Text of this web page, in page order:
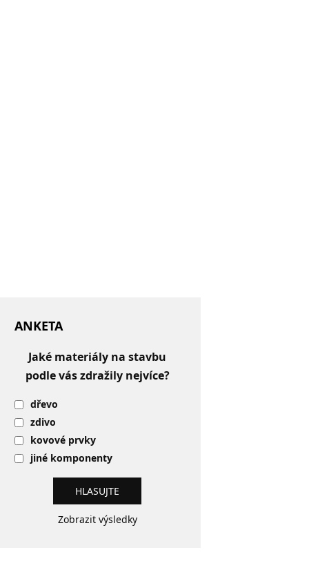
ANKETA
Jaké materiály na stavbu
podle vás zdražily nejvíce?
dřevo
zdivo
kovové prvky
jiné komponenty
Zobrazit výsledky